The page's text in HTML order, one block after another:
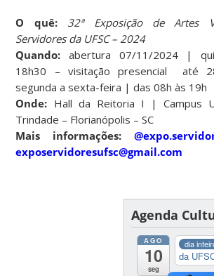
O quê:
32ª Exposição de Artes
Servidores da UFSC – 2024
Quando: abertura 07/11/2024 |
18h30 – visitação presencial até
segunda a sexta-feira | das 08h às 19h
Onde: Hall da Reitoria I | Campus
Trindade – Florianópolis – SC
Mais informações:
exposervidoresufsc@gmail.com
Agenda
AGO
10
seg
dia
da